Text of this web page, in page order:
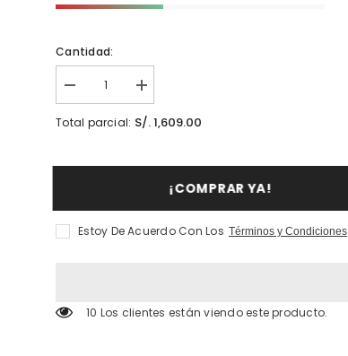
Cantidad:
Disminuir
cantidad
para
Clive
Private
Collection
aumentar
la
cantidad
para
Woody
Leather
50ml
Private
Collection
Total parcial: S/. 1,609.00
¡COMPRAR YA!
Estoy De Acuerdo Con Los Términos y Condiciones
250 Los clientes están viendo este producto.